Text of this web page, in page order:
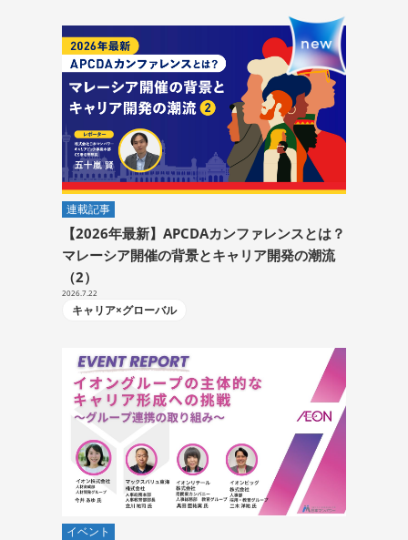
連載記事
【2026年最新】APCDAカンファレンスとは？
マレーシア開催の背景とキャリア開発の潮流
（2）
2026.7.22
キャリア×グローバル
イベント